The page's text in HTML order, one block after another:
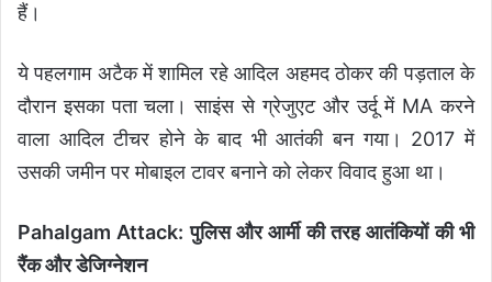
हैं।
ये पहलगाम अटैक में शामिल रहे आदिल अहमद ठोकर की पड़ताल के
दौरान इसका पता चला। साइंस से ग्रेजुएट और उर्दू में MA करने
वाला आदिल टीचर होने के बाद भी आतंकी बन गया। 2017 में
उसकी जमीन पर मोबाइल टावर बनाने को लेकर विवाद हुआ था।
Pahalgam Attack: पुलिस और आर्मी की तरह आतंकियों की भी
रैंक और डेजिग्नेशन